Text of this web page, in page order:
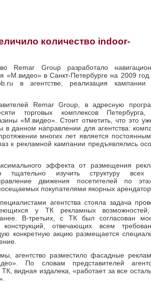
количество indoor-
Remar Group разработало
«М.видео» в Санкт-Петербурге на 2009
в агентстве, реализация кампании
Remar Group, в адресную
торговых комплексов Петербурга,
«М.видео». Стоит отметить, что это
в данном направлении для агентства:
многих лет является
к рекламной кампании предъявлялись
эффекта от размещения
тщательно изучить структуру
движения посетителей по
покупателями якорных
агентства стояла задача
у ТК рекламных
В-третьих, с ТК был согласован
отвечающих всем
конкретную акцию размещается
агентство разместило фасадные
По словам представителей
видная издалека, «работает за все